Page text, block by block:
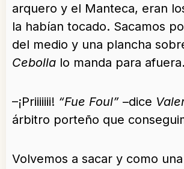
arquero y el Manteca, eran
la habían tocado. Sacamos
del medio y una plancha
Cebolla lo manda para afuera.
–¡Priiiiiii! “Fue Foul” –dice
árbitro porteño que
Volvemos a sacar y como